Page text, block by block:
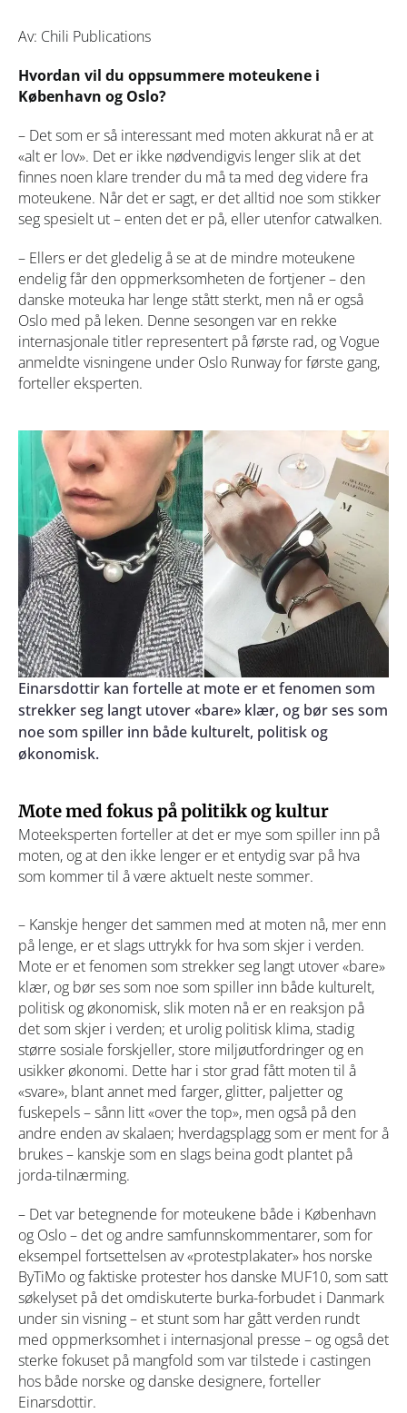
Av: Chili Publications
Hvordan vil du oppsummere moteukene i
København og Oslo?
– Det som er så interessant med moten akkurat nå er at
«alt er lov». Det er ikke nødvendigvis lenger slik at det
finnes noen klare trender du måta med deg videre fra
moteukene. Når det er sagt, er det alltid noe som stikker
seg spesielt ut – enten det er på, eller utenfor catwalken.
– Ellers er det gledelig å se at de mindre moteukene
endelig får den oppmerksomheten de fortjener – den
danske moteuka har lenge stått sterkt, men nå er også
Oslo med på leken. Denne sesongen var en rekke
internasjonale titler representert på første rad, og Vogue
anmeldte visningene under Oslo Runway for første gang,
forteller eksperten.
Einarsdottir kan fortelle at mote er et fenomen som
strekker seg langt utover «bare» klær, og bør ses som
noe som spiller inn både kulturelt, politisk og
økonomisk.
Mote med fokus på politikk og kultur
Moteeksperten forteller at det er mye som spiller inn på
moten, og at den ikke lenger er et entydig svar på hva
som kommer til å være aktuelt neste sommer.
– Kanskje henger det sammen med at moten nå, mer enn
på lenge, er et slags uttrykk for hva som skjer i verden.
Mote er et fenomen som strekker seg langt utover «bare»
klær, og bør ses som noe som spiller inn både kulturelt,
politisk og økonomisk, slik moten nå er en reaksjon på
det som skjer i verden; et urolig politisk klima, stadig
større sosiale forskjeller, store miljøutfordringer og en
usikker økonomi. Dette har i stor grad fått moten til å
«svare», blant annet med farger, glitter, paljetter og
fuskepels – sånn litt «over the top», men også på den
andre enden av skalaen; hverdagsplagg som er ment for å
brukes – kanskje som en slags beina godt plantet på
jorda-tilnærming.
– Det var betegnende for moteukene både i København
og Oslo – det og andre samfunnskommentarer, som for
eksempel fortsettelsen av «protestplakater» hos norske
ByTiMo og faktiske protester hos danske MUF10, som satt
søkelyset på det omdiskuterte burka-forbudet i Danmark
under sin visning – et stunt som har gått verden rundt
med oppmerksomhet i internasjonal presse – og også det
sterke fokuset på mangfold som var tilstede i castingen
hos både norske og danske designere, forteller
Einarsdottir.